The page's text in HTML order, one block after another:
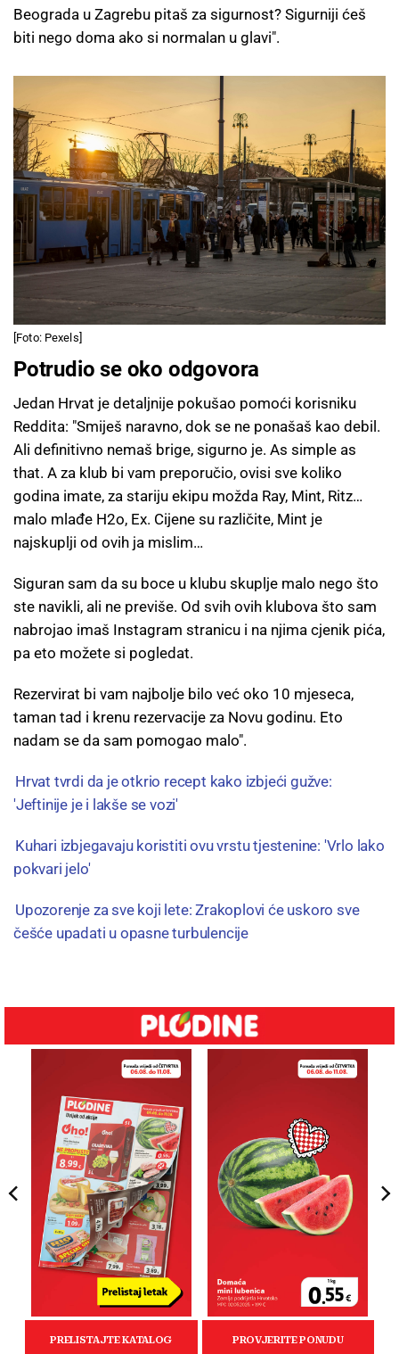
Beograda u Zagrebu pitaš za sigurnost? Sigurniji ćeš
biti nego doma ako si normalan u glavi".
[Foto: Pexels]
Potrudio se oko odgovora
Jedan Hrvat je detaljnije pokušao pomoći korisniku
Reddita: "Smiješ naravno, dok se ne ponašaš kao debil.
Ali definitivno nemaš brige, sigurno je. As simple as
that. A za klub bi vam preporučio, ovisi sve koliko
godina imate, za stariju ekipu možda Ray, Mint, Ritz…
malo mlađe H2o, Ex. Cijene su različite, Mint je
najskuplji od ovih ja mislim…
Siguran sam da su boce u klubu skuplje malo nego što
ste navikli, ali ne previše. Od svih ovih klubova što sam
nabrojao imaš Instagram stranicu i na njima cjenik pića,
pa eto možete si pogledat.
Rezervirat bi vam najbolje bilo već oko 10 mjeseca,
taman tad i krenu rezervacije za Novu godinu. Eto
nadam se da sam pomogao malo".
Hrvat tvrdi da je otkrio recept kako izbjeći gužve:
'Jeftinije je i lakše se vozi'
Kuhari izbjegavaju koristiti ovu vrstu tjestenine: 'Vrlo lako
pokvari jelo'
Upozorenje za sve koji lete: Zrakoplovi će uskoro sve
češće upadati u opasne turbulencije